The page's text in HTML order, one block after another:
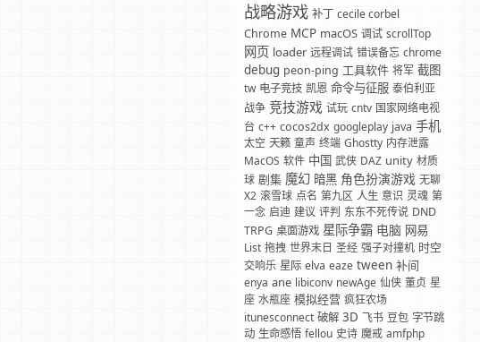
战略游戏 补丁 cecile corbel
Chrome MCP macOS 调试 scrollTop
网页 loader 远程调试 错误备忘 chrome
debug peon-ping 工具软件 将军 截图
tw 电子竞技 凯恩 命令与征服 泰伯利亚
战争 竞技游戏 试玩 cntv 国家网络电视
台 c++ cocos2dx googleplay java 手机
太空 天籁 童声 终端 Ghostty 内存泄露
MacOS 软件 中国 武侠 DAZ unity 材质
球 剧集 魔幻 暗黑 角色扮演游戏 无聊
X2 滚雪球 点名 第九区 人生 意识 灵魂 第
一念 启迪 建议 评判 东东不死传说 DND
TRPG 桌面游戏 星际争霸 电脑 网易
List 拖拽 世界末日 圣经 强子对撞机 时空
交响乐 星际 elva eaze tween 补间
enya ane libiconv newAge 仙侠 董贞 星
座 水瓶座 模拟经营 疯狂农场
itunesconnect 破解 3D 飞书 豆包 字节跳
动 生命感悟 fellou 史诗 魔戒 amfphp